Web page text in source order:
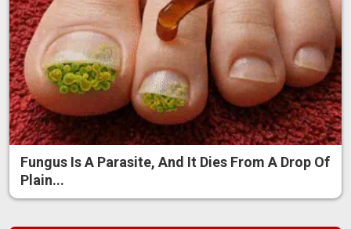
Fungus Is A Parasite, And It Dies From A Drop Of
Plain...